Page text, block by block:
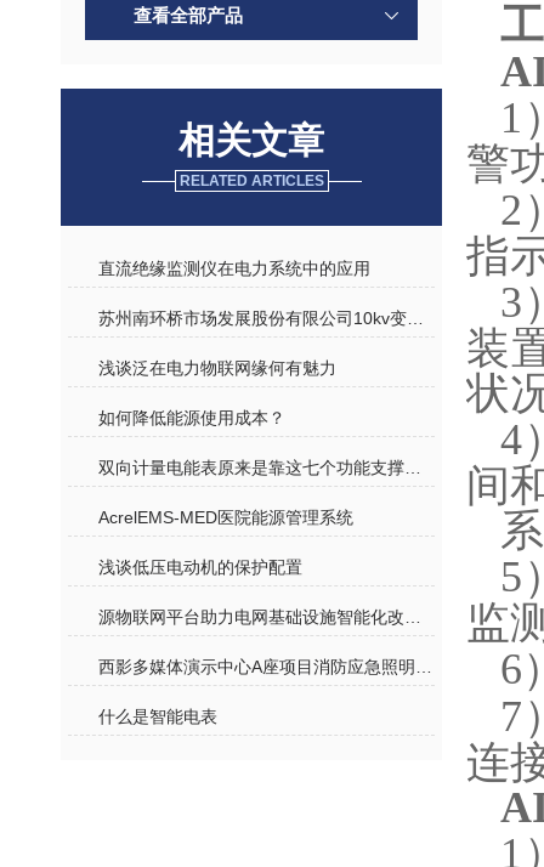
查看全部产品
相关文章
RELATED ARTICLES
直流绝缘监测仪在电力系统中的应用
浅谈泛在电力物联网缘何有魅力
如何降低能源使用成本？
AcrelEMS-MED医院能源管理系统
浅谈低压电动机的保护配置
什么是智能电表
1
警
2
指
3
装
状
4
间
5
监
6
7
连
1